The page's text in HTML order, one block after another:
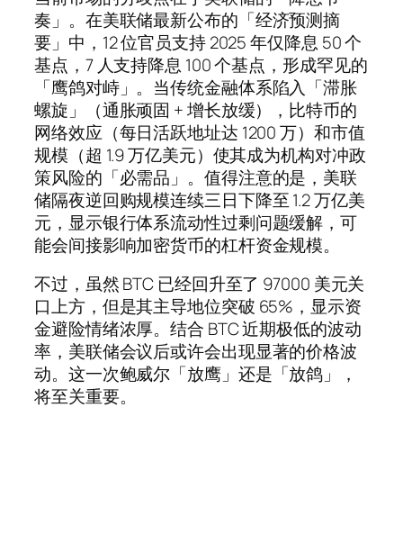
奏」。在美联储最新公布的「经济预测摘
要」中，12 位官员支持 2025 年仅降息 50 个
基点，7 人支持降息 100 个基点，形成罕见的
「鹰鸽对峙」。当传统金融体系陷入「滞胀
螺旋」（通胀顽固 + 增长放缓），比特币的
网络效应（每日活跃地址达 1200 万）和市值
规模（超 1.9 万亿美元）使其成为机构对冲政
策风险的「必需品」。值得注意的是，美联
储隔夜逆回购规模连续三日下降至 1.2 万亿美
元，显示银行体系流动性过剩问题缓解，可
能会间接影响加密货币的杠杆资金规模。
不过，虽然 BTC 已经回升至了 97000 美元关
口上方，但是其主导地位突破 65%，显示资
金避险情绪浓厚。结合 BTC 近期极低的波动
率，美联储会议后或许会出现显著的价格波
动。这一次鲍威尔「放鹰」还是「放鸽」，
将至关重要。